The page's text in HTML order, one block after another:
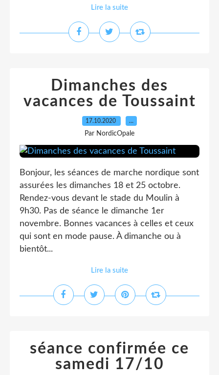
Lire la suite
Dimanches des
vacances de Toussaint
17.10.2020 …
Par NordicOpale
Bonjour, les séances de marche nordique sont
assurées les dimanches 18 et 25 octobre.
Rendez-vous devant le stade du Moulin à
9h30. Pas de séance le dimanche 1er
novembre. Bonnes vacances à celles et ceux
qui sont en mode pause. À dimanche ou à
bientôt...
Lire la suite
séance confirmée ce
samedi 17/10